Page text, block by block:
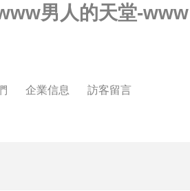
男人的天堂-www
企業信息 訪客留言